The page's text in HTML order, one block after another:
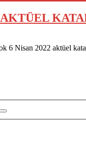
AKTÜEL
6 Nisan 2022 aktüel